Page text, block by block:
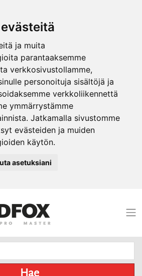
ja muita
parantaaksemme
verkkosivustollamme,
personoituja sisältöjä ja
verkkoliikennettä
ymmärrystämme
Jatkamalla sivustomme
evästeiden ja muiden
käytön.
asetuksiani
Hae